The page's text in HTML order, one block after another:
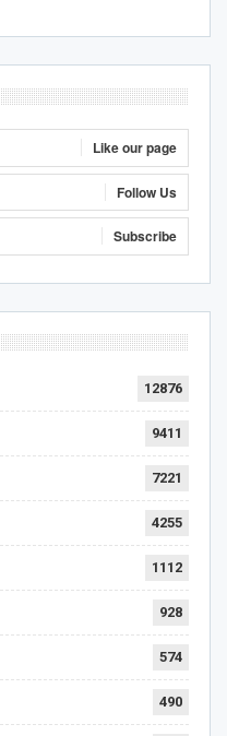
Like our page
Follow Us
Subscribe
12876
9411
7221
4255
1112
928
574
490